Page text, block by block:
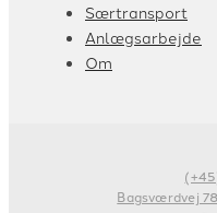
Særtransport
Anlægsarbejde
Om
Bagsværdvej